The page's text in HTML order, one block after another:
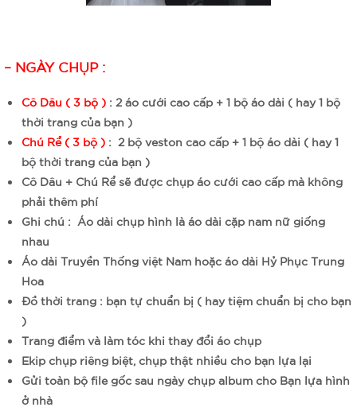
– NGÀY CHỤP :
Cô Dâu ( 3 bộ ): 2 áo cưới cao cấp + 1 bộ áo dài ( hay 1 bộ
thời trang của bạn )
Chú Rể ( 3 bộ ): 2 bộ veston cao cấp + 1 bộ áo dài ( hay 1
bộ thời trang của bạn )
Cô Dâu + Chú Rể sẽ được chụp áo cưới cao cấp mà không
phải thêm phí
Ghi chú : Áo dài chụp hình là áo dài cặp nam nữ giống
nhau
Áo dài Truyền Thống việt Nam hoặc áo dài Hỷ Phục Trung
Hoa
Đồ thời trang : bạn tự chuẩn bị ( hay tiệm chuẩn bị cho bạn
)
Trang điểm và làm tóc khi thay đổi áo chụp
Ekip chụp riêng biệt, chụp thật nhiều cho bạn lựa lại
Gửi toàn bộ file gốc sau ngày chụp album cho Bạn lựa hình
ở nhà